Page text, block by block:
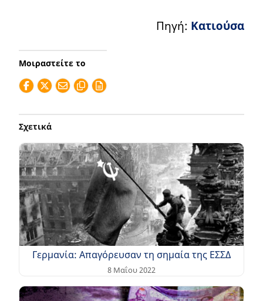
Πηγή: Κατιούσα
Μοιραστείτε το
Σχετικά
Γερμανία: Απαγόρευσαν τη σημαία της ΕΣΣΔ
8 Μαΐου 2022